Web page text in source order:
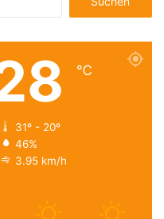
nach:
℃
31º - 20º
46%
3.95 km/h